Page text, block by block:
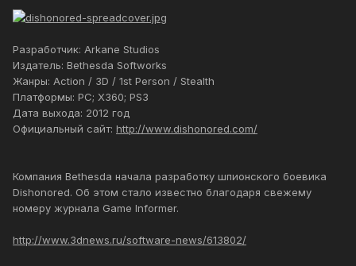
Разработчик: Arkane Studios
Издатель: Bethesda Softworks
Жанры: Action / 3D / 1st Person / Stealth
Платформы: PC; X360; PS3
Дата выхода: 2012 год
Официальный сайт: http://www.dishonored.com/
Компания Bethesda начала разработку шпионского боевика
Dishonored. Об этом стало известно благодаря свежему
номеру журнала Game Informer.
http://www.3dnews.ru/software-news/613802/